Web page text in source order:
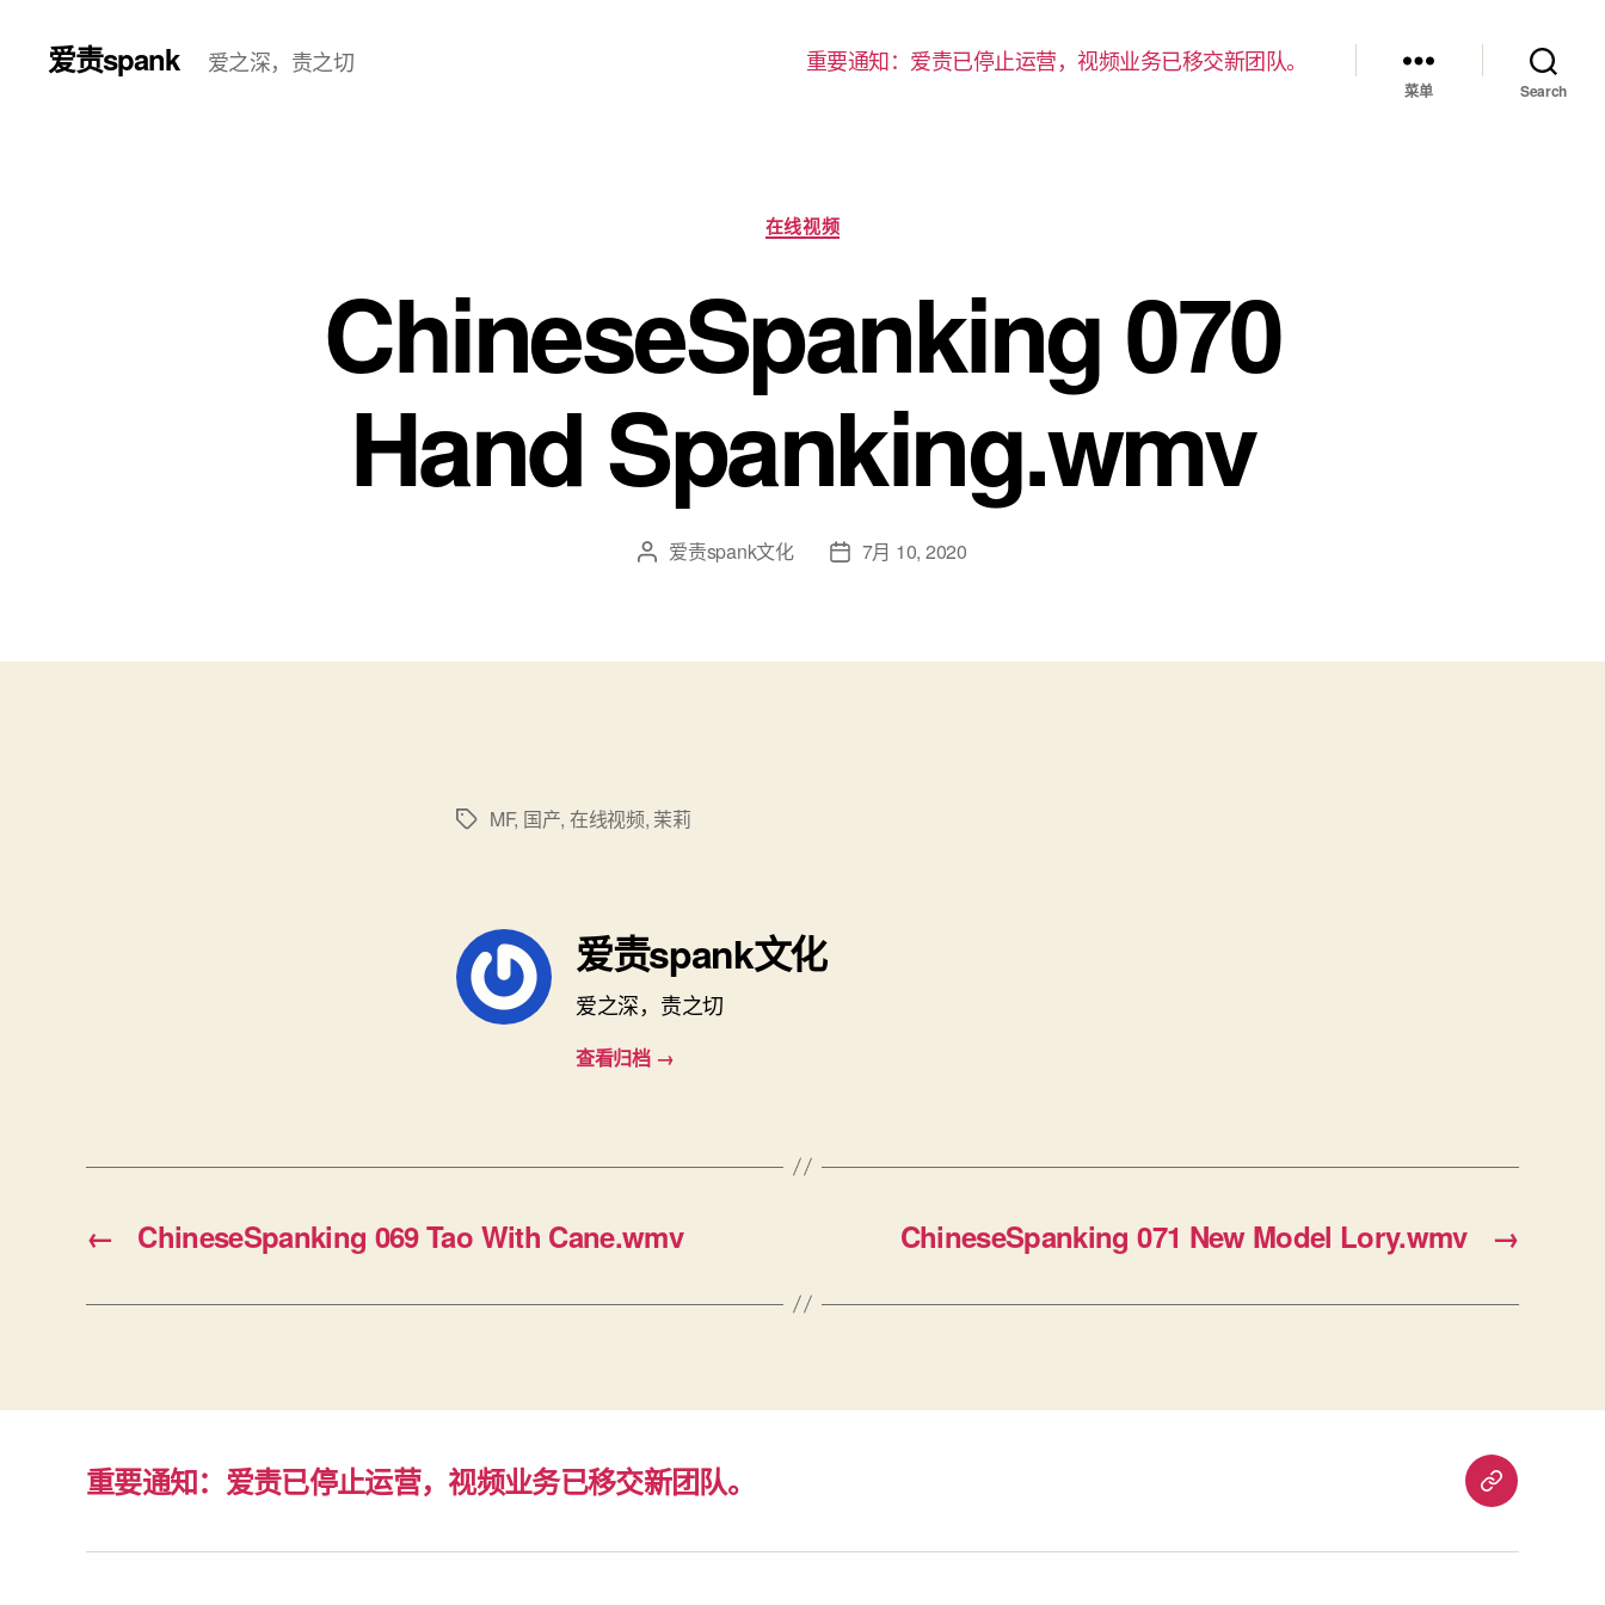
爱责spank 爱之深，责之切 重要通知：爱责已停止运营，视频业务已移交新团队。
菜单 Search
分
类
在线视频
ChineseSpanking 070
Hand Spanking.wmv
文 爱责spank文化
发 7月 10, 2020
标
MF, 国产, 在线视频, 茉莉
爱责spank文化
爱之深，责之切
查看归档 →
← ChineseSpanking 069 Tao With Cane.wmv →
ChineseSpanking 071 New Model Lory.wmv
重要通知：爱责已停止运营，视频业务已移交新团队。
重
通